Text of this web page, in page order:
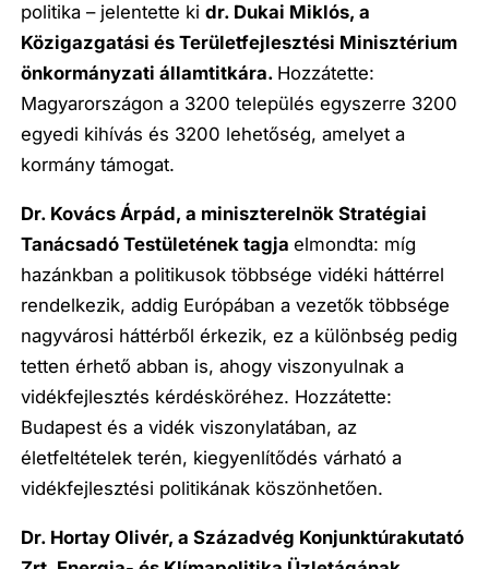
politika – jelentette kidr. Dukai Miklós, a
Közigazgatási és Területfejlesztési Minisztérium
önkormányzati államtitkára. Hozzátette:
Magyarországon a 3200 település egyszerre 3200
egyedi kihívás és 3200 lehetőség, amelyet a
kormány támogat.
Dr. Kovács Árpád, a miniszterelnök Stratégiai
Tanácsadó Testületének tagjaelmondta: míg
hazánkban a politikusok többsége vidéki háttérrel
rendelkezik, addig Európában a vezetők többsége
nagyvárosi háttérből érkezik, ez a különbség pedig
tetten érhető abban is, ahogy viszonyulnak a
vidékfejlesztés kérdésköréhez. Hozzátette:
Budapest és a vidék viszonylatában, az
életfeltételek terén, kiegyenlítődés várható a
vidékfejlesztési politikának köszönhetően.
Dr. Hortay Olivér, a Századvég Konjunktúrakutató